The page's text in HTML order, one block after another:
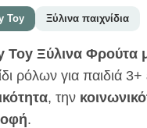
Toy Ξύλινα παιχνίδια
Toy Ξύλινα Φρούτα
ρόλων για παιδιά
, την
.